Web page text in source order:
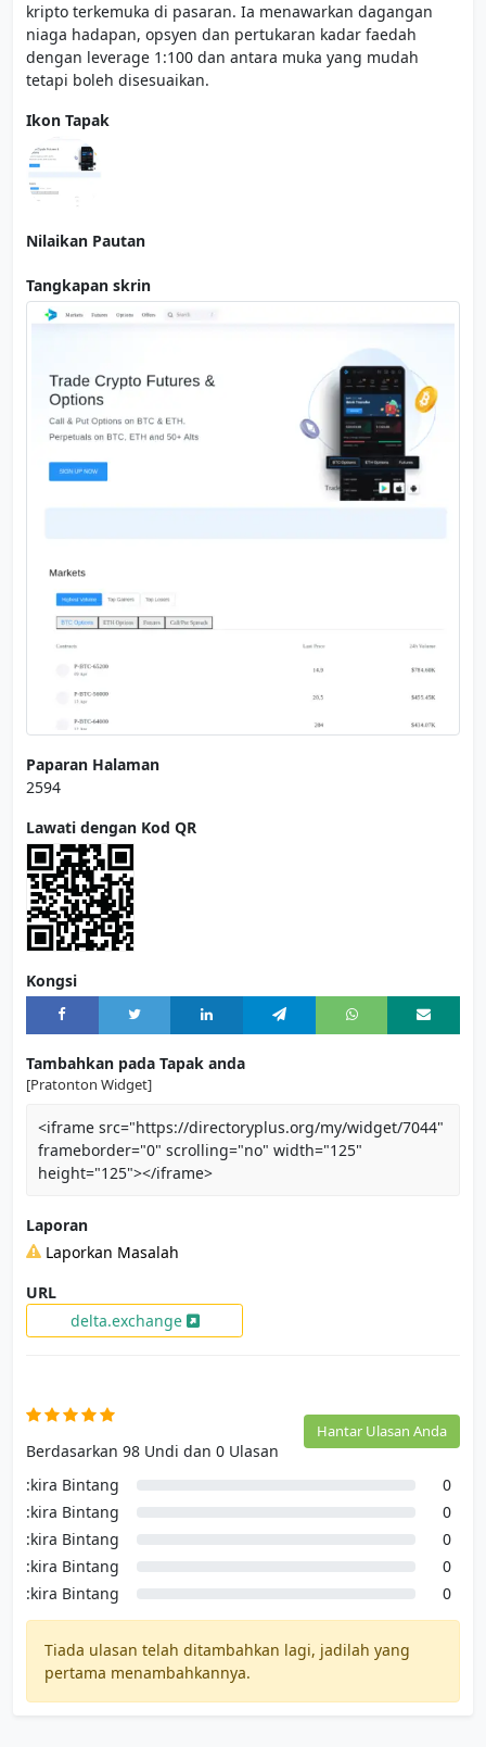
kripto terkemuka di pasaran. Ia menawarkan dagangan
niaga hadapan, opsyen dan pertukaran kadar faedah
dengan leverage 1:100 dan antara muka yang mudah
tetapi boleh disesuaikan.
Ikon Tapak
Nilaikan Pautan
Tangkapan skrin
Paparan Halaman
2594
Lawati dengan Kod QR
Kongsi
Tambahkan pada Tapak anda
[Pratonton Widget]
<iframe src="https://directoryplus.org/my/widget/7044"
frameborder="0" scrolling="no" width="125"
height="125"></iframe>
Laporan
Laporkan Masalah
URL
delta.exchange
Hantar Ulasan Anda
Berdasarkan 98 Undi dan 0 Ulasan
:kira Bintang
0
:kira Bintang
0
:kira Bintang
0
:kira Bintang
0
:kira Bintang
0
Tiada ulasan telah ditambahkan lagi, jadilah yang
pertama menambahkannya.